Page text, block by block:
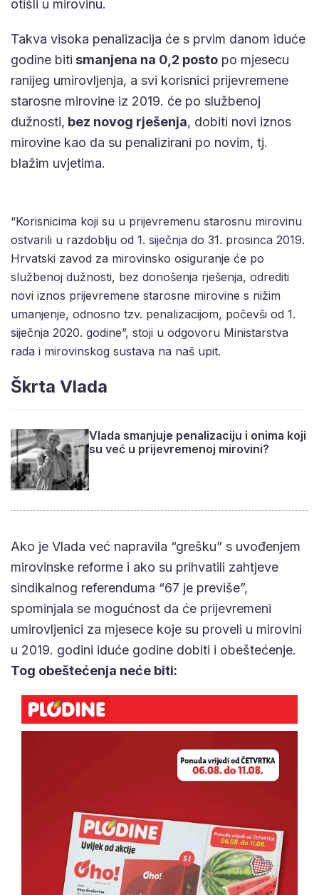
otišli u mirovinu.
Takva visoka penalizacija će s prvim danom iduće
godine biti smanjena na 0,2 posto po mjesecu
ranijeg umirovljenja, a svi korisnici prijevremene
starosne mirovine iz 2019. će po službenoj
dužnosti, bez novog rješenja, dobiti novi iznos
mirovine kao da su penalizirani po novim, tj.
blažim uvjetima.
“Korisnicima koji su u prijevremenu starosnu mirovinu
ostvarili u razdoblju od 1. siječnja do 31. prosinca 2019.
Hrvatski zavod za mirovinsko osiguranje će po
službenoj dužnosti, bez donošenja rješenja, odrediti
novi iznos prijevremene starosne mirovine s nižim
umanjenje, odnosno tzv. penalizacijom, počevši od 1.
siječnja 2020. godine”, stoji u odgovoru Ministarstva
rada i mirovinskog sustava na naš upit.
Škrta Vlada
Vlada smanjuje penalizaciju i onima koji
su već u prijevremenoj mirovini?
Ako je Vlada već napravila “grešku” s uvođenjem
mirovinske reforme i ako su prihvatili zahtjeve
sindikalnog referenduma “67 je previše”,
spominjala se mogućnost da će prijevremeni
umirovljenici za mjesece koje su proveli u mirovini
u 2019. godini iduće godine dobiti i obeštećenje.
Tog obeštećenja neće biti: